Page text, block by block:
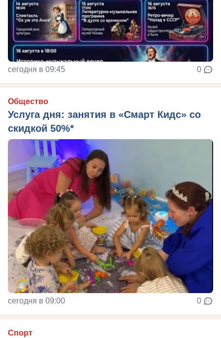
сегодня в 09:45 0
Общество
Услуга дня: занятия в «Смарт Кидс» со
скидкой 50%*
сегодня в 09:00 0
Спорт